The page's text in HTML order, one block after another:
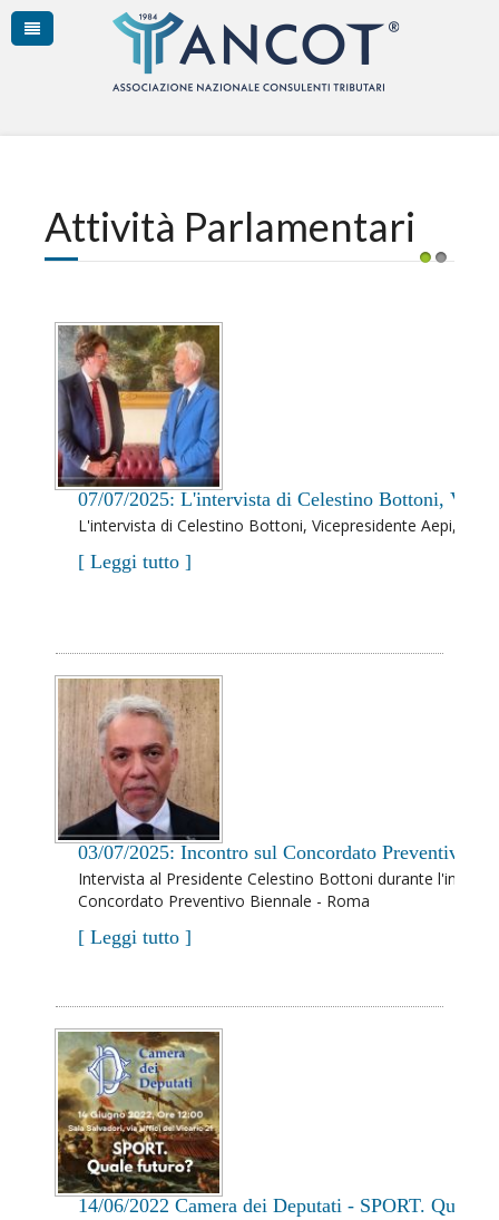
Attività Parlamentari
07/07/2025: L'intervista di Celestino Bottoni,
L'intervista di Celestino Bottoni, Vicepresidente Aepi,
[ Leggi tutto ]
03/07/2025: Incontro sul Concordato Preventivo
Intervista al Presidente Celestino Bottoni durante
Concordato Preventivo Biennale - Roma
[ Leggi tutto ]
14/06/2022 Camera dei Deputati - SPORT. Quale